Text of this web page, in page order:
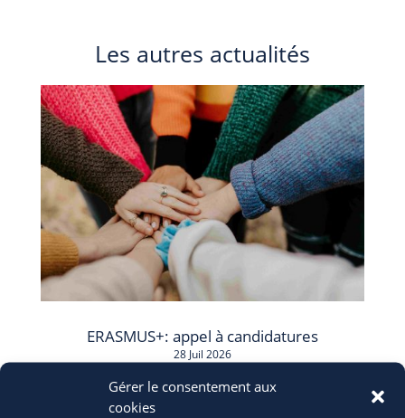
Gérer le consentement aux
cookies
Les autres actualités
ERASMUS+: appel à candidatures
28 Juil 2026